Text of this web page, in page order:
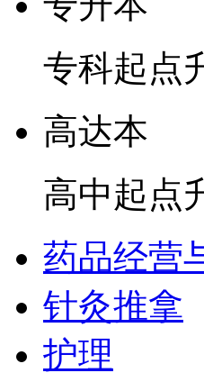
专科起点
高达本
高中起点
药品经营
针灸推拿
护理